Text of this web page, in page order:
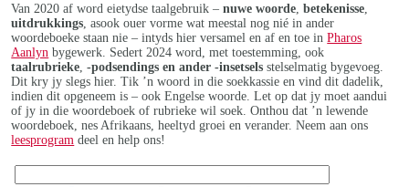
Van 2020 af word eietydse taalgebruik –nuwe woorde ,betekenisse
uitdrukkings , asook ouer vorme wat meestal nog nié in ander
woordeboeke staan nie – intyds hier versamel en af en toe inPharos
Aanlyn bygewerk. Sedert 2024 word, met toestemming, ook
taalrubrieke ,-podsendings en ander -insetsels stelselmatig bygevoeg.
Dit kry jy slegs hier. Tik ’n woord in die soekkassie en vind dit dadelik,
indien dit opgeneem is – ook Engelse woorde. Let op dat jy moet aandui
of jy in die woordeboek of rubrieke wil soek. Onthou dat ’n lewende
woordeboek, nes Afrikaans, heeltyd groei en verander. Neem aan ons
leesprogram deel en help ons!